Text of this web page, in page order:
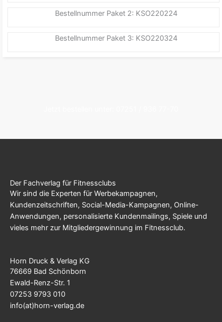
Bestellnummer Paket 2: KSO220224
Bestellnummer Paket 3: KSO220324
Der Fachverlag für Fitnessclubs
Wir sind die Experten für Werbekampagnen,
Kundenzeitschriften, Social-Media-Kampagnen, Online-
Anwendungen, personalisierte Kundenmailings, Spiele und
vieles mehr zur Mitgliedergewinnung im Fitnessclub.
Horn Druck & Verlag KG
76669 Bad Schönborn
Ewald-Renz-Str. 1
07253 9793 010
info(at)horn-verlag.de